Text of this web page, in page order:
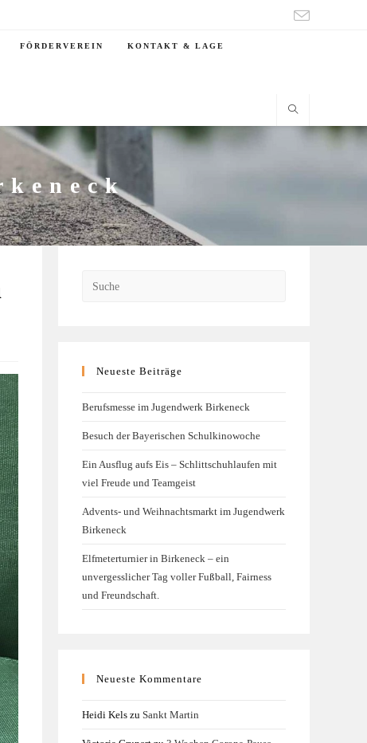
FÖRDERVEREIN KONTAKT & LAGE
Neueste Beiträge
Berufsmesse im Jugendwerk Birkeneck
Besuch der Bayerischen Schulkinowoche
Ein Ausflug aufs Eis – Schlittschuhlaufen mit
viel Freude und Teamgeist
Advents- und Weihnachtsmarkt im Jugendwerk
Birkeneck
Elfmeterturnier in Birkeneck – ein
unvergesslicher Tag voller Fußball, Fairness
und Freundschaft.
Neueste Kommentare
Heidi Kels zu Sankt Martin